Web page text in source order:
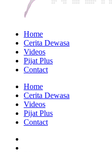
Home
Cerita Dewasa
Videos
Pijat Plus
Contact
Home
Cerita Dewasa
Videos
Pijat Plus
Contact